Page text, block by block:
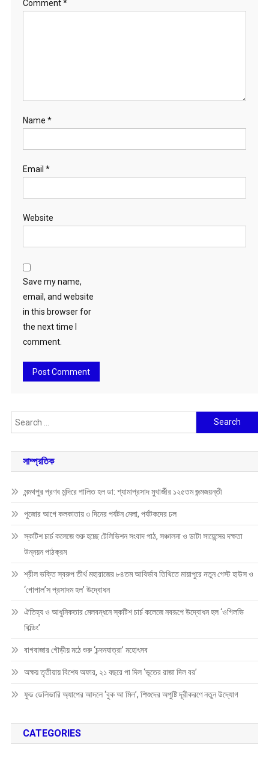
Comment*
Name *
Email *
Website
Save my name,
email, and website
in this browser for
the next time I
comment.
Search
for:
সাম্প্রতিক
মন্মথপুর প্রণব মন্দিরে পালিত হল ডা: শ্যামাপ্রসাদ মুখার্জীর ১২৫তম জন্মজয়ন্তী
পুজোর আগে কলকাতায় ৩ দিনের পর্যটন মেলা, পর্যটকদের ঢল
স্কটিশ চার্চ কলেজে শুরু হচ্ছে টেলিভিশন সংবাদ পাঠ, সঞ্চালনা ও ডাটা সায়েন্সের দক্ষতা
উন্নয়ন পাঠক্রম
শ্রীল ভক্তি স্বরুপ তীর্থ মহারাজের ৮৪তম আবির্ভাব তিথিতে মায়াপুরে নতুন গেস্ট হাউস ও
‘গোপাল’স প্রসাদম হল’ উদ্বোধন
ঐতিহ্য ও আধুনিকতার মেলবন্ধনে স্কটিশ চার্চ কলেজে নবরূপে উদ্বোধন হল ‘ওগিলভি
বিল্ডিং’
বাগবাজার গৌড়ীয় মঠে শুরু ‘চন্দনযাত্রা’ মহোৎসব
অক্ষয় তৃতীয়ায় বিশেষ অফার, ২১ বছরে পা দিল ‘ভূতের রাজা দিল বর’
ফুড ডেলিভারি অ্যাপের আদলে ‘বুক আ মিল’, শিশুদের অপুষ্টি দূরীকরণে নতুন উদ্যোগ
CATEGORIES